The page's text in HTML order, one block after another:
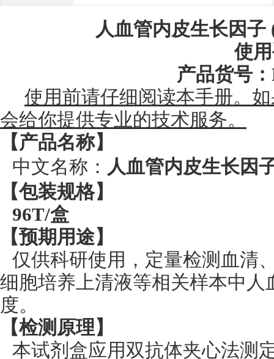
人血管内皮生长因子
使
产品货号
使用前请仔细阅读本手册。
会给你提供专业的技术服务。
【产品名称】
中文名称： 人血管内皮生长因
【包装规格】
96T/盒
【预期用途】
仅供科研使用，定量检测血清
细胞培养上清液等相关样本中人
度。
【检测 原理】
本试剂盒应用双抗体夹心法测